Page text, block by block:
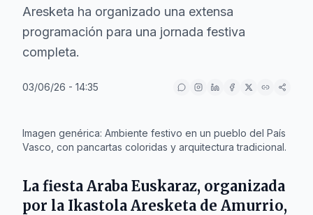
Aresketa ha organizado una extensa
programación para una jornada festiva
completa.
03/06/26 - 14:35
Imagen genérica: Ambiente festivo en un pueblo del País
Vasco, con pancartas coloridas y arquitectura tradicional.
La fiesta Araba Euskaraz, organizada
por la Ikastola Aresketa de Amurrio,